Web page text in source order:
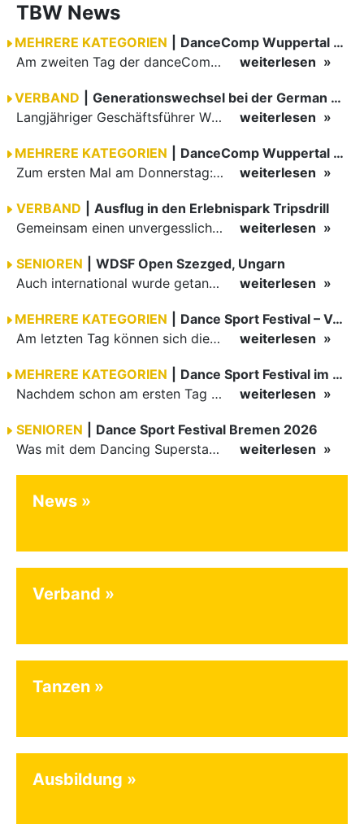
TBW News
MEHRERE KATEGORIEN
DanceComp Wuppertal 2026
Am zweiten Tag der danceComp starteten die Turniere im großen Saal. Den Auftakt machte das größte Feld des Wochenendes: Im WDSF Open Senior III Standard gingen 141 Paare aufs Parkett.
weiterlesen
VERBAND
Generationswechsel bei der German Open Championships…
Langjähriger Geschäftsführer Wilfried Scheible übergibt Verantwortung an Stephen Harnisch und Bernd Roßnagel Stuttgart, den 30. Juni 2026.
weiterlesen
MEHRERE KATEGORIEN
DanceComp Wuppertal 2026
Zum ersten Mal am Donnerstag: erster Tag der danceComp
weiterlesen
VERBAND
Ausflug in den Erlebnispark Tripsdrill
Gemeinsam einen unvergesslichen Tag erleben
weiterlesen
SENIOREN
WDSF Open Szezged, Ungarn
Auch international wurde getanzt in Ungarn am vergangenen Wochenende
weiterlesen
MEHRERE KATEGORIEN
Dance Sport Festival – Volles Haus
Am letzten Tag können sich die Besucher des Dance Sport Festivals erneut auf internationale Festivalatmosphäre freuen. Die knapp 1200 Aktiven vertreten mit Deutschland 43 Nationen. Mit Paaren aus 15…
weiterlesen
MEHRERE KATEGORIEN
Dance Sport Festival im WM-Fieber
Nachdem schon am ersten Tag zumindest im Hansesaal WM-Stimmung vom Feinsten herrschte, werden am Samstag nicht nur Tänzerinnen und Tänzer der Junioren die Stimmung ordentlich anheizen. Es erwartet alle -…
weiterlesen
SENIOREN
Dance Sport Festival Bremen 2026
Was mit dem Dancing Superstar Festival begann, ist inzwischen mit dem Dance Sport Festival Bremen zu einer festen Institution geworden. Zum fünften Mal treffen sich Paare, Funktionäre und Gäste zu diesem…
weiterlesen
News
Verband
Tanzen
Ausbildung